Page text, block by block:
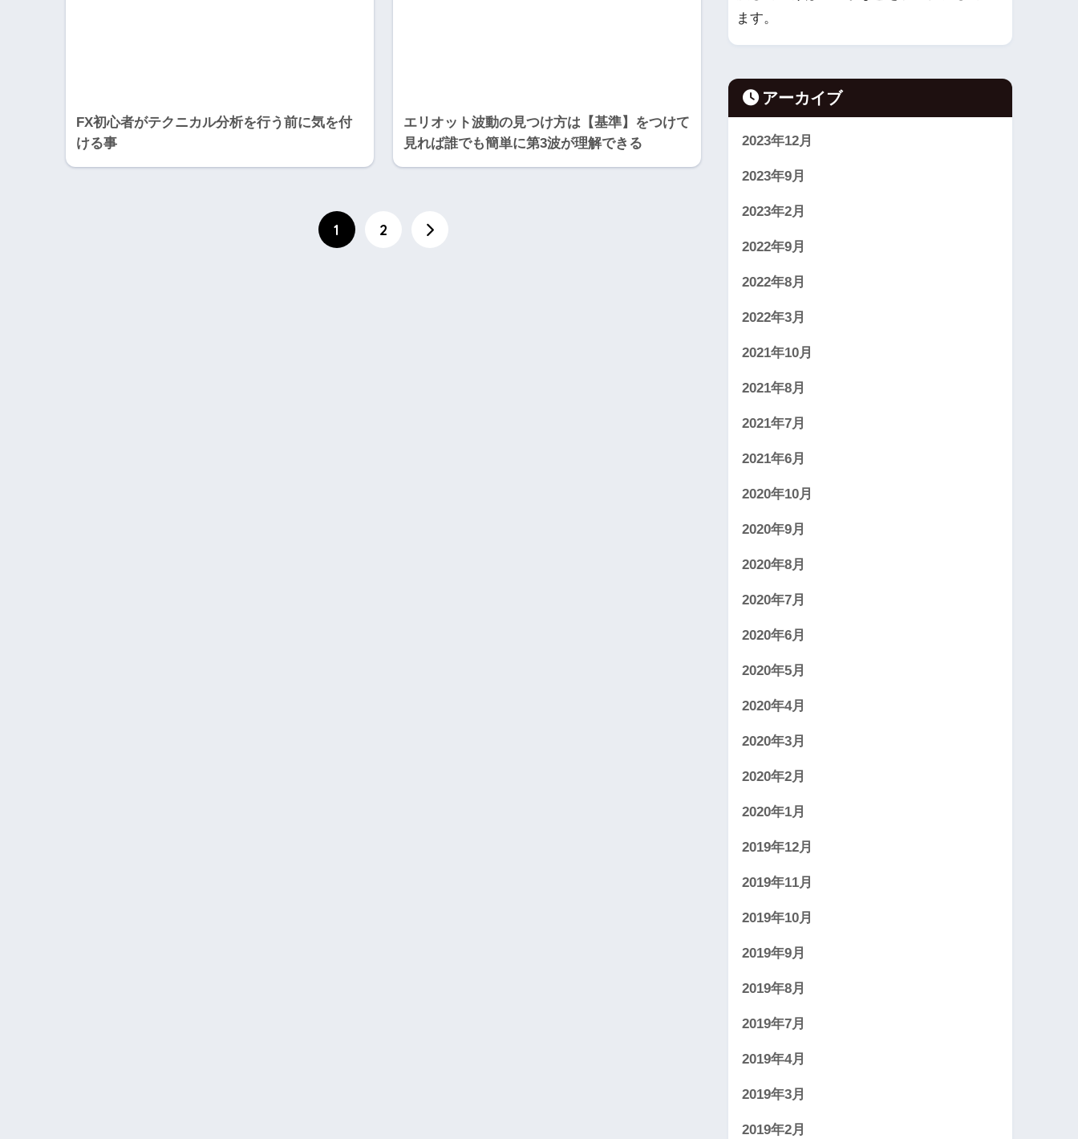
FX初心者がテクニカル分析を行う前に気を付
ける事
エリオット波動の見つけ方は【基準】をつけて
見れば誰でも簡単に第3波が理解できる
1 2
ます。
アーカイブ
2023年12月
2023年9月
2023年2月
2022年9月
2022年8月
2022年3月
2021年10月
2021年8月
2021年7月
2021年6月
2020年10月
2020年9月
2020年8月
2020年7月
2020年6月
2020年5月
2020年4月
2020年3月
2020年2月
2020年1月
2019年12月
2019年11月
2019年10月
2019年9月
2019年8月
2019年7月
2019年4月
2019年3月
2019年2月